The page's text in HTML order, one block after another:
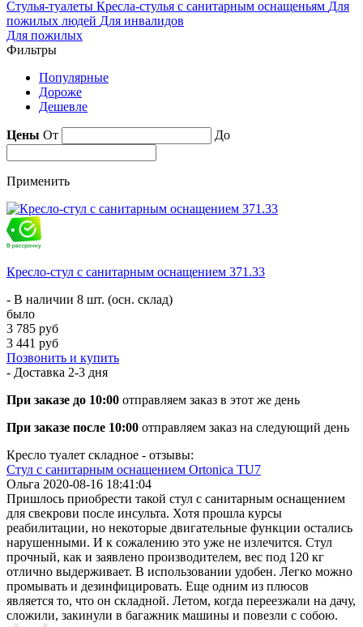
Стулья-туалеты Кресла-стулья с санитарным оснащеньям Для
пожилых людей Для инвалидов
Для пожилых
Фильтры
Популярные
Дороже
Дешевле
Цены От До
Применить
Кресло-стул с санитарным оснащением 371.33
- В наличии 8 шт. (осн. склад)
было
3 785 руб
3 441 руб
Позвонить и купить
- Доставка 2-3 дня
При заказе до 10:00 отправляем заказ в этот же день
При заказе после 10:00 отправляем заказ на следующий день
Кресло туалет складное - отзывы:
Стул с санитарным оснащением Ortonica TU7
Ольга 2020-08-16 18:41:04
Пришлось приобрести такой стул с санитарным оснащением
для свекрови после инсульта. Хотя прошла курсы
реабилитации, но некоторые двигательные функции остались
нарушенными. И к сожалению это уже не излечится. Стул
прочный, как и заявлено производителем, вес под 120 кг
отлично выдерживает. В использовании удобен. Легко можно
промывать и дезинфицировать. Еще одним из плюсов
является то, что он складной. Летом, когда переезжали на дачу,
сложили, закинули в багажник машины и повезли с собою.